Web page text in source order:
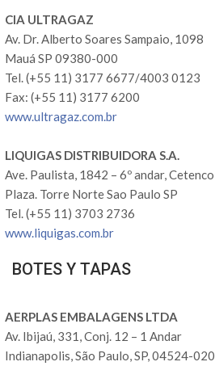
CIA ULTRAGAZ
Av. Dr. Alberto Soares Sampaio, 1098
Mauá SP 09380-000
Tel. (+55 11) 3177 6677/4003 0123
Fax: (+55 11) 3177 6200
www.ultragaz.com.br
LIQUIGAS DISTRIBUIDORA S.A.
Ave. Paulista, 1842 – 6º andar, Cetenco
Plaza. Torre Norte Sao Paulo SP
Tel. (+55 11) 3703 2736
www.liquigas.com.br
BOTES Y TAPAS
AERPLAS EMBALAGENS LTDA
Av. Ibijaú, 331, Conj. 12 – 1 Andar
Indianapolis, São Paulo, SP, 04524-020